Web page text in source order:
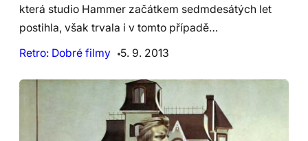
která studio Hammer začátkem sedmdesátých let
postihla, však trvala i v tomto případě…
Retro: Dobré filmy
5. 9. 2013